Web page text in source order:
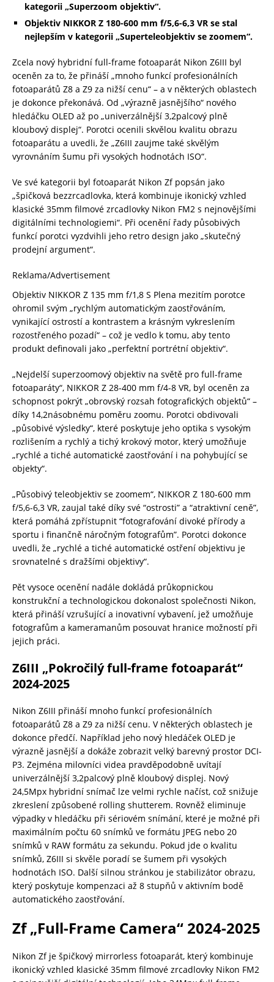
kategorii „Superzoom objektiv“.
Objektiv NIKKOR Z 180-600 mm f/5,6-6,3 VR se stal
nejlepším v kategorii „Superteleobjektiv se zoomem“.
Zcela nový hybridní full-frame fotoaparát Nikon Z6III byl
oceněn za to, že přináší „mnoho funkcí profesionálních
fotoaparátů Z8 a Z9 za nižší cenu“ – a v některých oblastech
je dokonce překonává. Od „výrazně jasnějšího“ nového
hledáčku OLED až po „univerzálnější 3,2palcový plně
kloubový displej“. Porotci ocenili skvělou kvalitu obrazu
fotoaparátu a uvedli, že „Z6III zaujme také skvělým
vyrovnáním šumu při vysokých hodnotách ISO“.
Ve své kategorii byl fotoaparát Nikon Zf popsán jako
„špičková bezzrcadlovka, která kombinuje ikonický vzhled
klasické 35mm filmové zrcadlovky Nikon FM2 s nejnovějšími
digitálními technologiemi“. Při ocenění řady působivých
funkcí porotci vyzdvihli jeho retro design jako „skutečný
prodejní argument“.
Reklama/Advertisement
Objektiv NIKKOR Z 135 mm f/1,8 S Plena mezitím porotce
ohromil svým „rychlým automatickým zaostřováním,
vynikající ostrostí a kontrastem a krásným vykreslením
rozostřeného pozadí“ – což je vedlo k tomu, aby tento
produkt definovali jako „perfektní portrétní objektiv“.
„Nejdelší superzoomový objektiv na světě pro full-frame
fotoaparáty“, NIKKOR Z 28-400 mm f/4-8 VR, byl oceněn za
schopnost pokrýt „obrovský rozsah fotografických objektů“ –
díky 14,2násobnému poměru zoomu. Porotci obdivovali
„působivé výsledky“, které poskytuje jeho optika s vysokým
rozlišením a rychlý a tichý krokový motor, který umožňuje
„rychlé a tiché automatické zaostřování i na pohybující se
objekty“.
„Působivý teleobjektiv se zoomem“, NIKKOR Z 180-600 mm
f/5,6-6,3 VR, zaujal také díky své “ostrosti” a “atraktivní ceně”,
která pomáhá zpřístupnit “fotografování divoké přírody a
sportu i finančně náročným fotografům”. Porotci dokonce
uvedli, že „rychlé a tiché automatické ostření objektivu je
srovnatelné s dražšími objektivy“.
Pět vysoce ocenění nadále dokládá průkopnickou
konstrukční a technologickou dokonalost společnosti Nikon,
která přináší vzrušující a inovativní vybavení, jež umožňuje
fotografům a kameramanům posouvat hranice možností při
jejich práci.
Z6III „Pokročilý full-frame fotoaparát“
2024-2025
Nikon Z6III přináší mnoho funkcí profesionálních
fotoaparátů Z8 a Z9 za nižší cenu. V některých oblastech je
dokonce předčí. Například jeho nový hledáček OLED je
výrazně jasnější a dokáže zobrazit velký barevný prostor DCI-
P3. Zejména milovníci videa pravděpodobně uvítají
univerzálnější 3,2palcový plně kloubový displej. Nový
24,5Mpx hybridní snímač lze velmi rychle načíst, což snižuje
zkreslení způsobené rolling shutterem. Rovněž eliminuje
výpadky v hledáčku při sériovém snímání, které je možné při
maximálním počtu 60 snímků ve formátu JPEG nebo 20
snímků v RAW formátu za sekundu. Pokud jde o kvalitu
snímků, Z6III si skvěle poradí se šumem při vysokých
hodnotách ISO. Další silnou stránkou je stabilizátor obrazu,
který poskytuje kompenzaci až 8 stupňů v aktivním bodě
automatického zaostřování.
Zf „Full-Frame Camera“ 2024-2025
Nikon Zf je špičkový mirrorless fotoaparát, který kombinuje
ikonický vzhled klasické 35mm filmové zrcadlovky Nikon FM2